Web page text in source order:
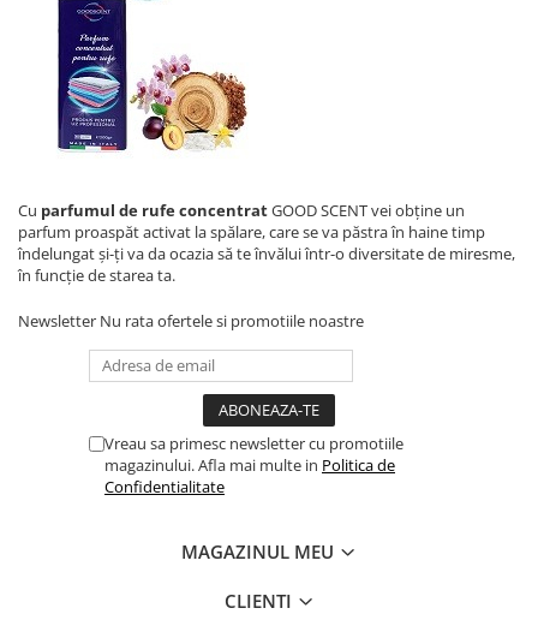
Cu parfumul de rufe concentratGOOD SCENT vei obține un
parfum proaspăt activat la spălare, care se va păstra în haine timp
îndelungat și-ți va da ocazia să te învălui într-o diversitate de miresme,
în funcție de starea ta.
Newsletter Nu rata ofertele si promotiile noastre
Vreau sa primesc newsletter cu promotiile
magazinului. Afla mai multe in Politica de
Confidentialitate
MAGAZINUL MEU
CLIENTI